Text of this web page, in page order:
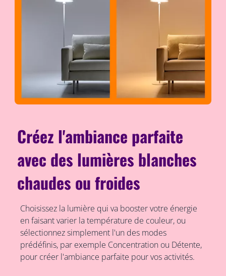
Créez l'ambiance parfaite
avec des lumières blanches
chaudes ou froides
Choisissez la lumière qui va booster votre énergie
en faisant varier la température de couleur, ou
sélectionnez simplement l'un des modes
prédéfinis, par exemple Concentration ou Détente,
pour créer l'ambiance parfaite pour vos activités.